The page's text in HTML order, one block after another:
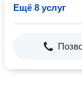
Ещё 8 услуг